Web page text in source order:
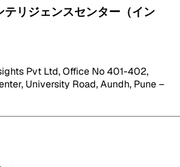
テリジェンスセンター（イン
Pvt Ltd, Office No 401-402,
University Road, Aundh, Pune –